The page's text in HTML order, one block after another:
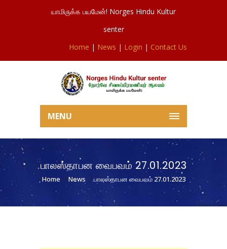
யாமிருக்க பயமேன்! Norges Hindu Kultur
senter
Home | News | Login | Contact Us
MENU
பாலஸ்தாபன வைபவம் 27.01.2023
Home News பாலஸ்தாபன வைபவம் 27.01.2023